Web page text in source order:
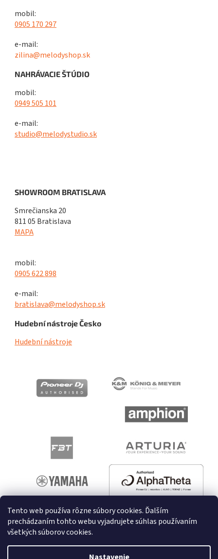
Tento web používa rôzne súbory cookies. Ďalším
prechádzaním tohto webu vyjadrujete súhlas používaním
všetkých súborov cookies.
mobil:
0905 170 297
e-mail:
zilina@melodyshop.sk
NAHRÁVACIE ŠTÚDIO
mobil:
0949 505 101
e-mail:
studio@melodystudio.sk
SHOWROOM BRATISLAVA
Smrečianska 20
811 05 Bratislava
MAPA
mobil:
0905 622 898
e-mail:
bratislava@melodyshop.sk
Hudební nástroje Česko
Hudební nástroje
Vytvoril Shoptet